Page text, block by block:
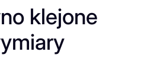
klejone